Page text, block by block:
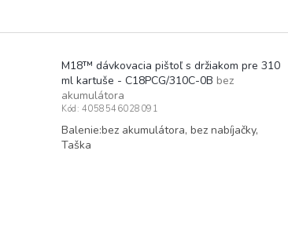
M18™ dávkovacia pištoľ s držiakom pre 310
ml kartuše - C18PCG/310C-0B bez
akumulátora
Kód: 4058546028091
Balenie:bez akumulátora, bez nabíjačky,
Taška